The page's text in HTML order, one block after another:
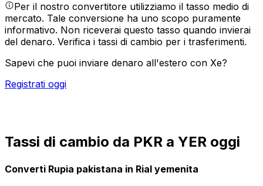
Per il nostro convertitore utilizziamo il tasso medio di
mercato. Tale conversione ha uno scopo puramente
informativo. Non riceverai questo tasso quando invierai
del denaro. Verifica i tassi di cambio per i trasferimenti.
Sapevi che puoi inviare denaro all'estero con Xe?
Registrati oggi
Tassi di cambio da PKR a YER oggi
Converti Rupia pakistana in Rial yemenita